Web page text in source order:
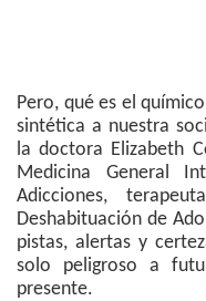
Pero, qué es el
sintética a nuestra
la doctora Elizabeth
Medicina General
Adicciones,
Deshabituación de
pistas, alertas y
solo peligroso a
presente.